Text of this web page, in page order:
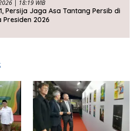
| 18:19 WIB
Persija Jaga Asa Tantang Persib di
Presiden 2026